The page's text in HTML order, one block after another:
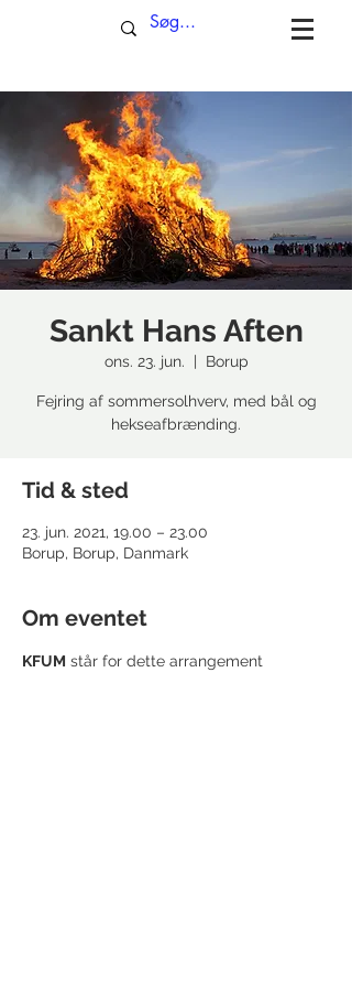
Sankt Hans Aften
ons. 23. jun.
  |
Borup
Fejring af sommersolhverv, med bål og
hekseafbrænding.
Tid & sted
23. jun. 2021, 19.00 – 23.00
Borup, Borup, Danmark
Om eventet
KFUM står for dette arrangement